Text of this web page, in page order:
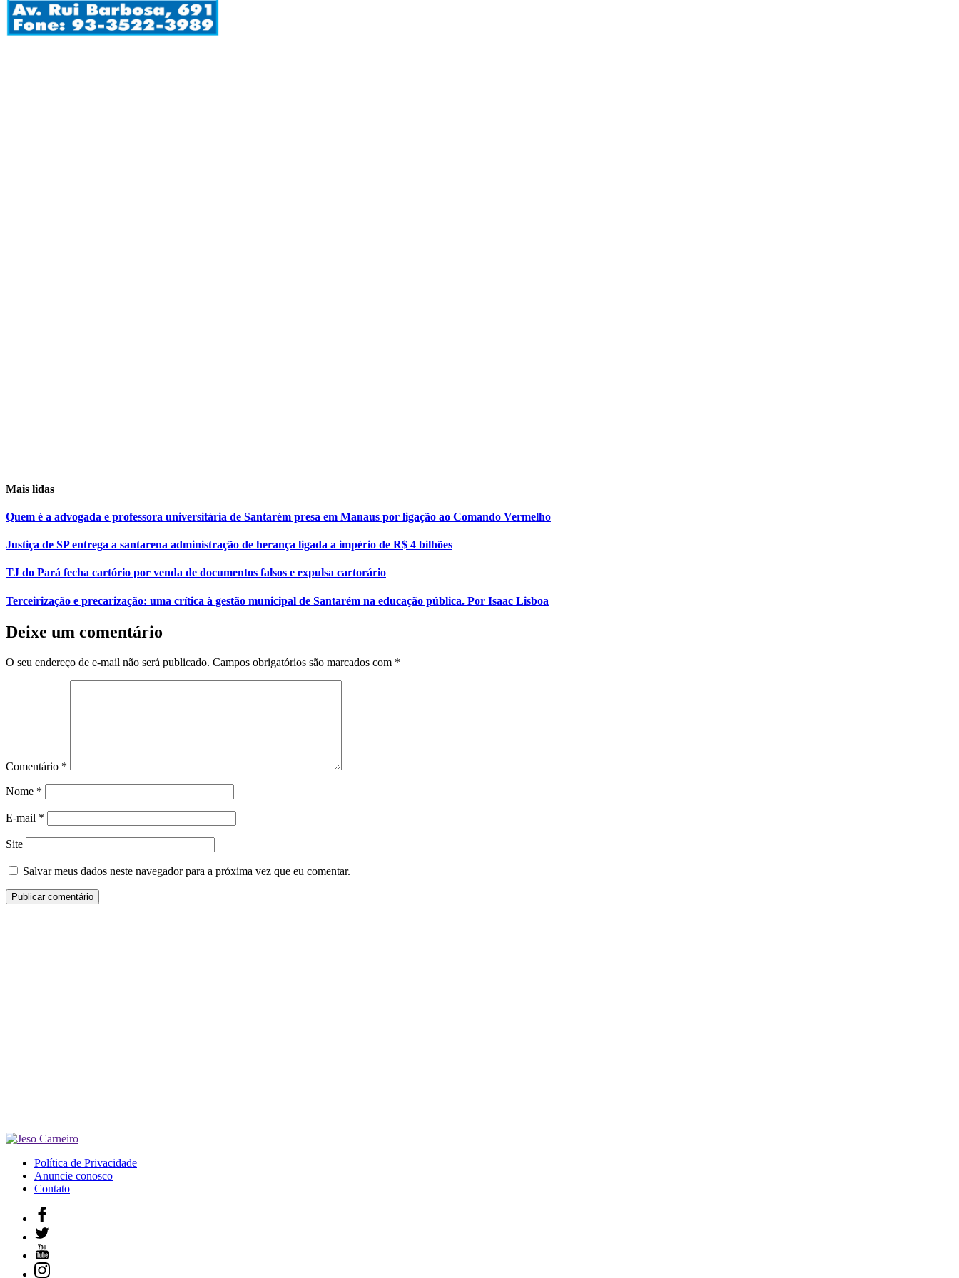
Mais lidas
Quem é a advogada e professora universitária de Santarém presa em Manaus por ligação ao Comando Vermelho
Justiça de SP entrega a santarena administração de herança ligada a império de R$ 4 bilhões
TJ do Pará fecha cartório por venda de documentos falsos e expulsa cartorário
Terceirização e precarização: uma crítica à gestão municipal de Santarém na educação pública. Por Isaac Lisboa
Deixe um comentário
O seu endereço de e-mail não será publicado. Campos obrigatórios são marcados com *
Comentário *
Nome *
E-mail *
Site
Salvar meus dados neste navegador para a próxima vez que eu comentar.
Política de Privacidade
Anuncie conosco
Contato